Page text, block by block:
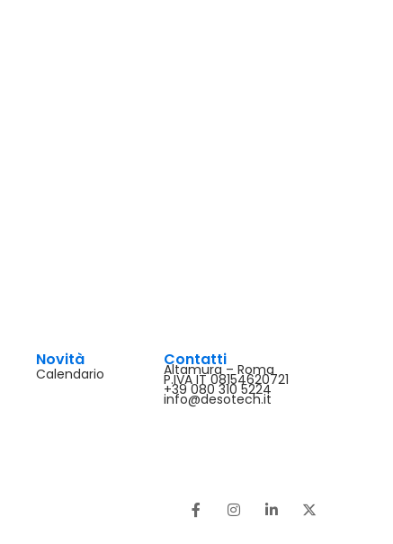
Novità
Calendario
Contatti
Altamura – Roma
P.IVA IT 08154620721
+39 080 310 5224
info@desotech.it